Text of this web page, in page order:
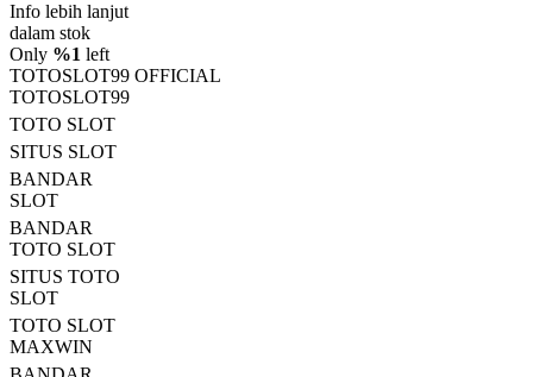
rating
rata-
rata.
Read
13
Reviews.
Tautan
halaman
yang
sama.
Info lebih lanjut
dalam stok
Only %1 left
TOTOSLOT99 OFFICIAL
TOTOSLOT99
TOTO SLOT
SITUS SLOT
BANDAR
SLOT
BANDAR
TOTO SLOT
SITUS TOTO
SLOT
TOTO SLOT
MAXWIN